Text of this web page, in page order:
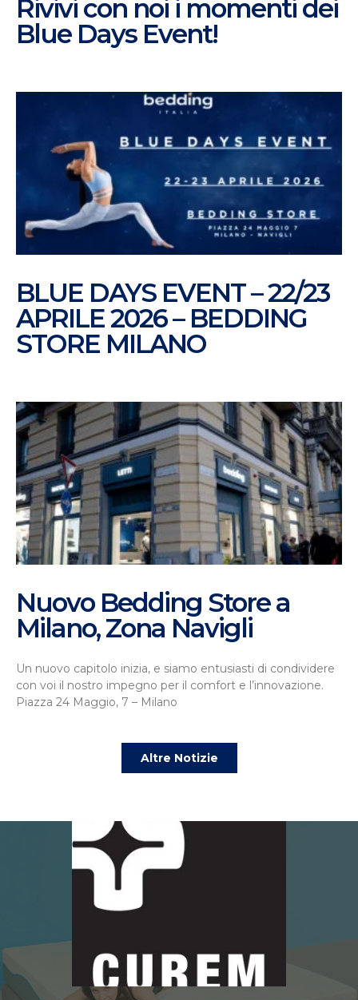
Rivivi con noi i momenti dei
Blue Days Event!
BLUE DAYS EVENT – 22/23
APRILE 2026 – BEDDING
STORE MILANO
Nuovo Bedding Store a
Milano, Zona Navigli
Un nuovo capitolo inizia, e siamo entusiasti di condividere
con voi il nostro impegno per il comfort e l’innovazione.
Piazza 24 Maggio, 7 – Milano
Altre Notizie